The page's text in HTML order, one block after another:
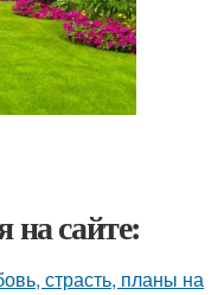
на сайте:
страсть, планы на